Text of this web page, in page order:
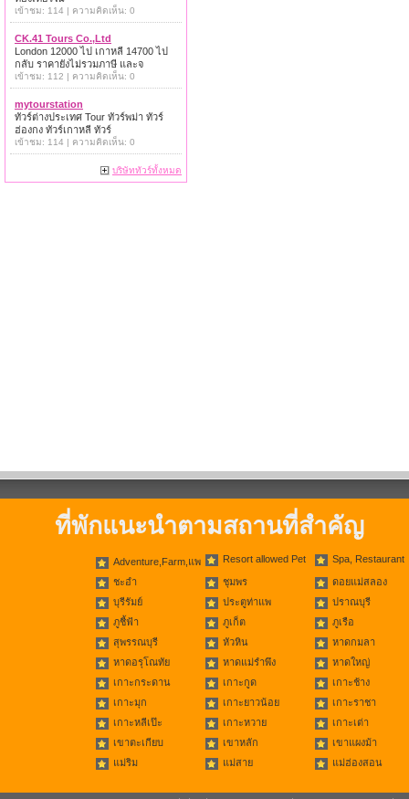
เข้าชม: 114 | ความคิดเห็น: 0
CK.41 Tours Co.,Ltd
London 12000 ไป เกาหลี 14700 ไป
กลับ ราคายังไม่รวมภาษี และจ
เข้าชม: 112 | ความคิดเห็น: 0
mytourstation
ทัวร์ต่างประเทศ Tour ทัวร์พม่า ทัวร์
ฮ่องกง ทัวร์เกาหลี ทัวร์
เข้าชม: 114 | ความคิดเห็น: 0
บริษัททัวร์ทั้งหมด
ที่พักแนะนำตามสถานที่สำคัญ
Adventure,Farm,แพ Resort allowed Pet Spa, Restaurant
ชะอำ ชุมพร
ดอยแม่สลอง
บุรีรัมย์
ประตูท่าแพ
ปราณบุรี
ภูชี้ฟ้า
ภูเก็ต
ภูเรือ
สุพรรณบุรี
หัวหิน
หาดกมลา
หาดอรุโณทัย
หาดแม่รำพึง
หาดใหญ่
เกาะกระดาน
เกาะกูด
เกาะช้าง
เกาะมุก
เกาะยาวน้อย
เกาะราชา
เกาะหลีเป๊ะ
เกาะหวาย
เกาะเต่า
เขาตะเกียบ
เขาหลัก
เขาแผงม้า
แม่ริม
แม่สาย แม่ฮ่องสอน